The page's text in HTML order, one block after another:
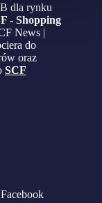
dla rynku
- Shopping
News |
do
oraz
SCF
Facebook